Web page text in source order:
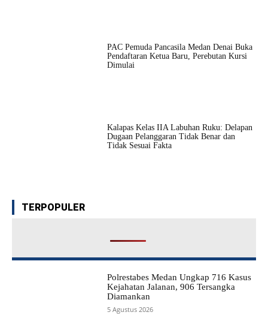
PAC Pemuda Pancasila Medan Denai Buka
Pendaftaran Ketua Baru, Perebutan Kursi
Dimulai
Kalapas Kelas IIA Labuhan Ruku: Delapan
Dugaan Pelanggaran Tidak Benar dan
Tidak Sesuai Fakta
TERPOPULER
Polrestabes Medan Ungkap 716 Kasus
Kejahatan Jalanan, 906 Tersangka
Diamankan
5 Agustus 2026